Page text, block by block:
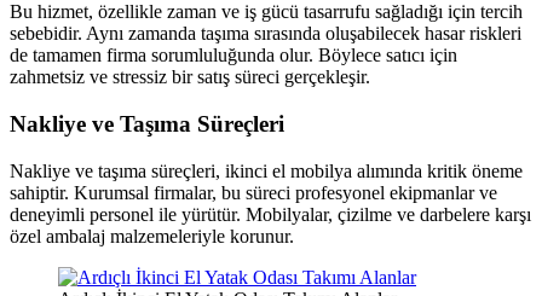
Bu hizmet, özellikle zaman ve iş gücü tasarrufu sağladığı için tercih
sebebidir. Aynı zamanda taşıma sırasında oluşabilecek hasar riskleri
de tamamen firma sorumluluğunda olur. Böylece satıcı için
zahmetsiz ve stressiz bir satış süreci gerçekleşir.
Nakliye ve Taşıma Süreçleri
Nakliye ve taşıma süreçleri, ikinci el mobilya alımında kritik öneme
sahiptir. Kurumsal firmalar, bu süreci profesyonel ekipmanlar ve
deneyimli personel ile yürütür. Mobilyalar, çizilme ve darbelere karşı
özel ambalaj malzemeleriyle korunur.